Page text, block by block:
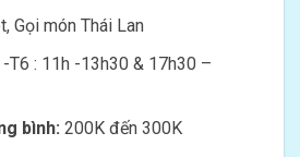
Gọi món Thái Lan
-T6 : 11h -13h30 & 17h30 –
bình: 200K đến 300K